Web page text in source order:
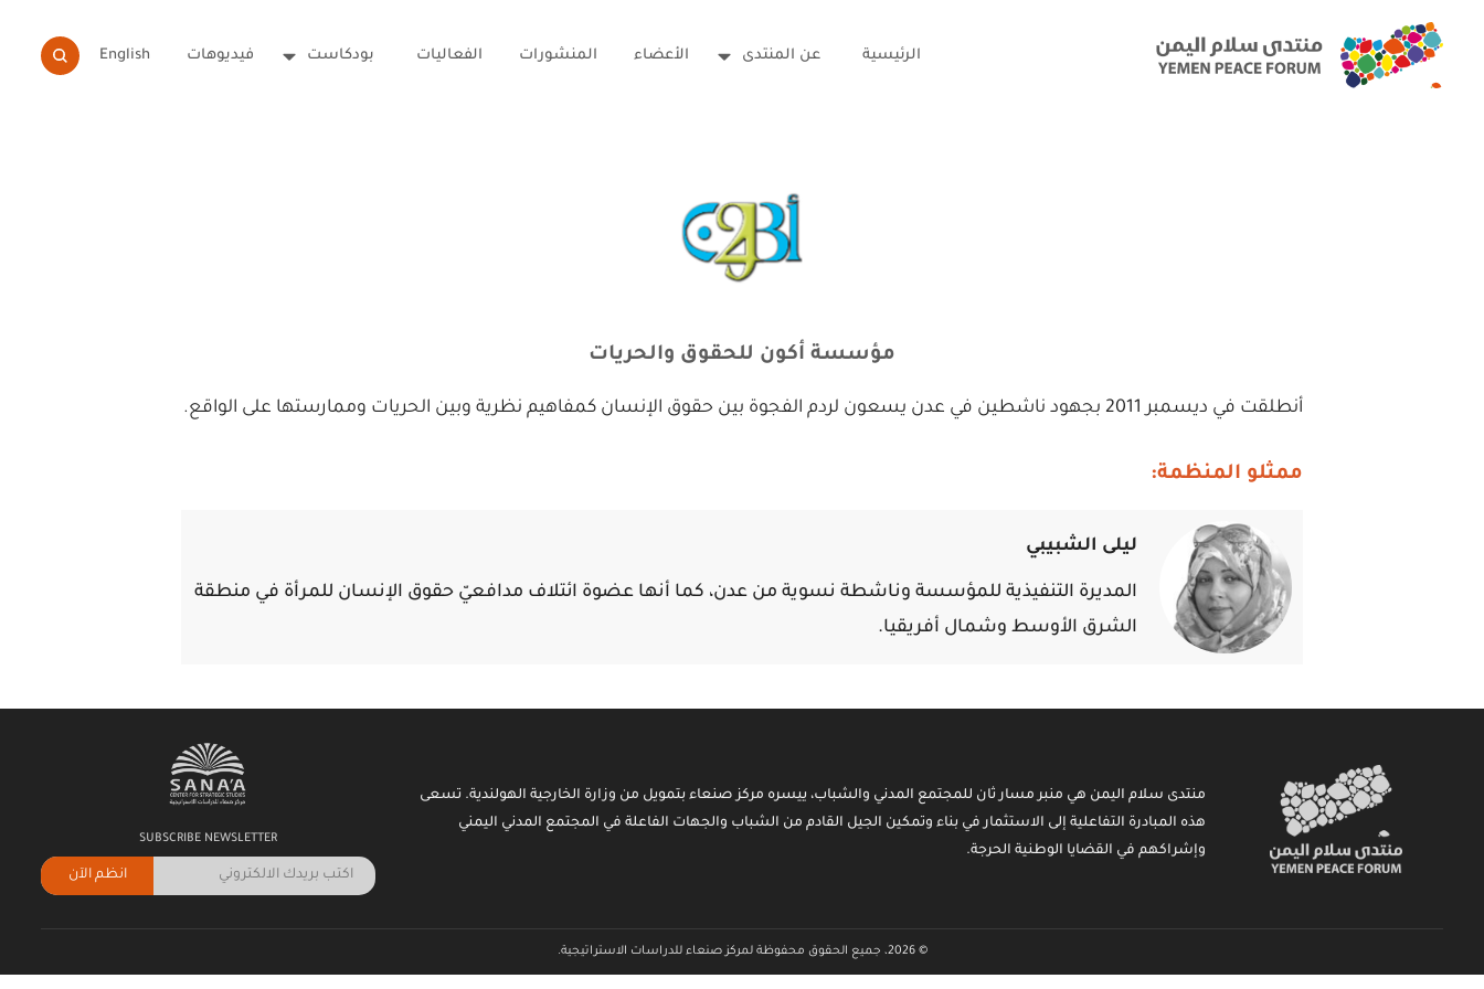
الرئيسية عن المنتدى الأعضاء المنشورات الفعاليات بودكاست فيديوهات English
مؤسسة أكون للحقوق والحريات
أنطلقت في ديسمبر 2011 بجهود ناشطين في عدن يسعون لردم الفجوة بين حقوق الإنسان كمفاهيم نظرية وبين الحريات وممارستها على الواقع.
ممثلو المنظمة:
ليلى الشبيبي
المديرة التنفيذية للمؤسسة وناشطة نسوية من عدن، كما أنها عضوة ائتلاف مدافعيّ حقوق الإنسان للمرأة في منطقة
الشرق الأوسط وشمال أفريقيا.
منتدى سلام اليمن هي منبر مسار ثان للمجتمع المدني والشباب، ييسره مركز صنعاء بتمويل من وزارة الخارجية الهولندية. تسعى
هذه المبادرة التفاعلية إلى الاستثمار في بناء وتمكين الجيل القادم من الشباب والجهات الفاعلة في المجتمع المدني اليمني
وإشراكهم في القضايا الوطنية الحرجة.
SUBSCRIBE NEWSLETTER
انظم الآن
© 2026، جميع الحقوق محفوظة لمركز صنعاء للدراسات الاستراتيجية.